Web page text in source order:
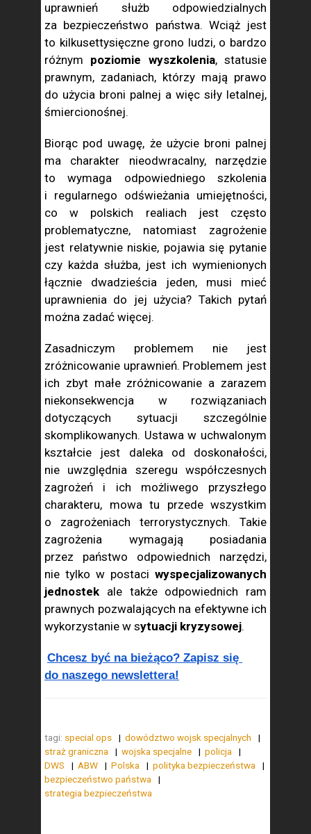
uprawnień służb odpowiedzialnych
za bezpieczeństwo państwa. Wciąż jest
to kilkusettysięczne grono ludzi, o bardzo
różnym poziomie wyszkolenia, statusie
prawnym, zadaniach, którzy mają prawo
do użycia broni palnej a więc siły letalnej,
śmiercionośnej.
Biorąc pod uwagę, że użycie broni palnej
ma charakter nieodwracalny, narzędzie
to wymaga odpowiedniego szkolenia
i regularnego odświeżania umiejętności,
co w polskich realiach jest często
problematyczne, natomiast zagrożenie
jest relatywnie niskie, pojawia się pytanie
czy każda służba, jest ich wymienionych
łącznie dwadzieścia jeden, musi mieć
uprawnienia do jej użycia? Takich pytań
można zadać więcej.
Zasadniczym problemem nie jest
zróżnicowanie uprawnień. Problemem jest
ich zbyt małe zróżnicowanie a zarazem
niekonsekwencja w rozwiązaniach
dotyczących sytuacji szczególnie
skomplikowanych. Ustawa w uchwalonym
kształcie jest daleka od doskonałości,
nie uwzględnia szeregu współczesnych
zagrożeń i ich możliwego przyszłego
charakteru, mowa tu przede wszystkim
o zagrożeniach terrorystycznych. Takie
zagrożenia wymagają posiadania
przez państwo odpowiednich narzędzi,
nie tylko w postaci wyspecjalizowanych
jednostek ale także odpowiednich ram
prawnych pozwalających na efektywne ich
wykorzystanie w sytuacji kryzysowej.
Chcesz być na bieżąco? Zapisz się
do naszego newslettera!
tagi: special ops
dowództwo wojsk specjalnych
straż graniczna
wojska specjalne
policja
DWS
ABW Polska
polityka bezpieczeństwa
bezpieczeństwo państwa
strategia bezpieczeństwa